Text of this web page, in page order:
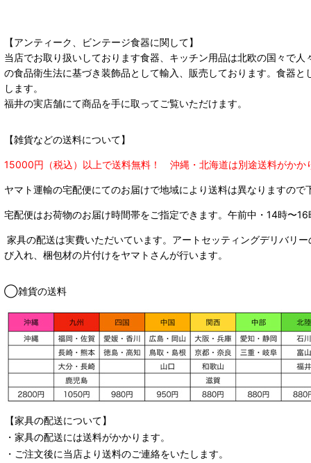
【アンティーク、ビンテージ食器に関して】
当店でお取り扱いしております食器、キッチン用品は北欧の国々で
の食品衛生法に基づき装飾品として輸入、販売しております。食器
します。
福井の実店舗にて商品を手に取ってご覧いただけます。
【雑貨などの送料について】
15000円（税込）以上で送料無料！ 沖縄・北海道は別途送料がかか
ヤマト運輸の宅配便にてのお届けで地域により送料は異なりますので
宅配便はお荷物のお届け時間帯をご指定できます。 午前中・14時〜
家具の配送は実費いただいています。アートセッティングデリバリ
び入れ、梱包材の片付けをヤマトさんが行います。
◯雑貨の送料
【家具の配送について】
・家具の配送には送料がかかります。
・ご注文後に当店より送料のご連絡をいたします。